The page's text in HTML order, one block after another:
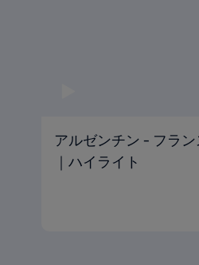
アルゼンチン - フラ
｜ハイライト